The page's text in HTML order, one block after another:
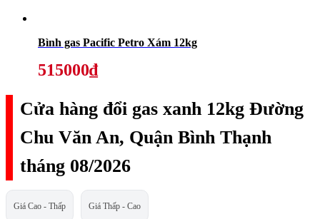
Bình gas Pacific Petro Xám 12kg
515000₫
Cửa hàng đổi gas xanh 12kg Đường
Chu Văn An, Quận Bình Thạnh
tháng 08/2026
Giá Cao - Thấp Giá Thấp - Cao